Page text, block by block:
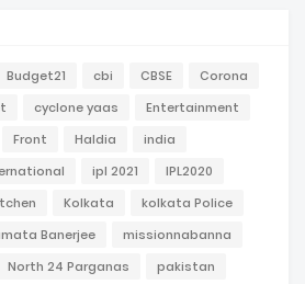
Budget21 cbi CBSE
Corona
cyclone yaas
Entertainment
Front Haldia
india
ipl 2021
IPL2020
Kolkata
kolkata Police
Banerjee
missionnabanna
North 24 Parganas
pakistan